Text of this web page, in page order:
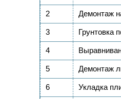
2 Демонтаж
3 Грунтовка
4
5 Демонтаж
6 Укладка